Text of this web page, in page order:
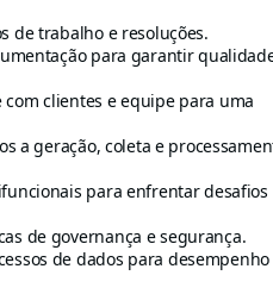
de trabalho e resoluções.
para garantir
clientes e equipe para uma
a geração, coleta e
para enfrentar desafios
de governança e segurança.
de dados para desempenho